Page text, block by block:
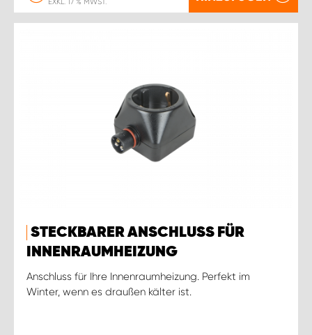
STECKBARER ANSCHLUSS FÜR
INNENRAUMHEIZUNG
Anschluss für Ihre Innenraumheizung. Perfekt im
Winter, wenn es draußen kälter ist.